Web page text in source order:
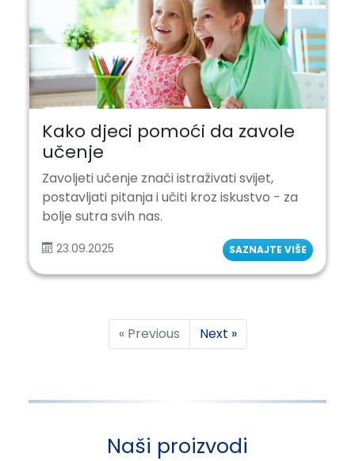
Kako djeci pomoći da zavole
učenje
Zavoljeti učenje znači istraživati svijet,
postavljati pitanja i učiti kroz iskustvo - za
bolje sutra svih nas.
23.09.2025 SAZNAJTE VIŠE
« Previous Next »
Naši proizvodi